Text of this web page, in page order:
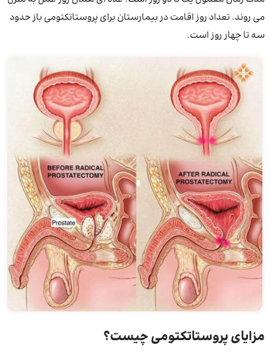
می روند. تعداد روز اقامت در بیمارستان برای پروستاتکتومی باز حدود
سه تا چهار روز است.
مزایای پروستاتکتومی چیست؟